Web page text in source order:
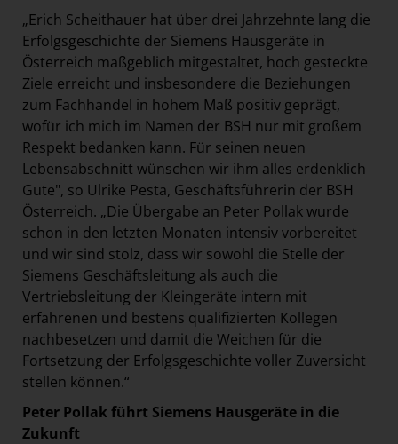
„Erich Scheithauer hat über drei Jahrzehnte lang die
Erfolgsgeschichte der Siemens Hausgeräte in
Österreich maßgeblich mitgestaltet, hoch gesteckte
Ziele erreicht und insbesondere die Beziehungen
zum Fachhandel in hohem Maß positiv geprägt,
wofür ich mich im Namen der BSH nur mit großem
Respekt bedanken kann. Für seinen neuen
Lebensabschnitt wünschen wir ihm alles erdenklich
Gute", so Ulrike Pesta, Geschäftsführerin der BSH
Österreich. „Die Übergabe an Peter Pollak wurde
schon in den letzten Monaten intensiv vorbereitet
und wir sind stolz, dass wir sowohl die Stelle der
Siemens Geschäftsleitung als auch die
Vertriebsleitung der Kleingeräte intern mit
erfahrenen und bestens qualifizierten Kollegen
nachbesetzen und damit die Weichen für die
Fortsetzung der Erfolgsgeschichte voller Zuversicht
stellen können.“
Peter Pollak führt Siemens Hausgeräte in die
Zukunft